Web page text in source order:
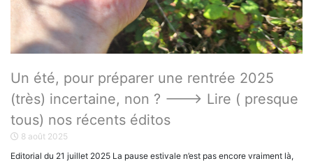
Un été, pour préparer une rentrée 2025
(très) incertaine, non ? ——–> Lire ( presque
tous) nos récents éditos
8 août 2025
Editorial du 21 juillet 2025 La pause estivale n’est pas encore vraiment là,